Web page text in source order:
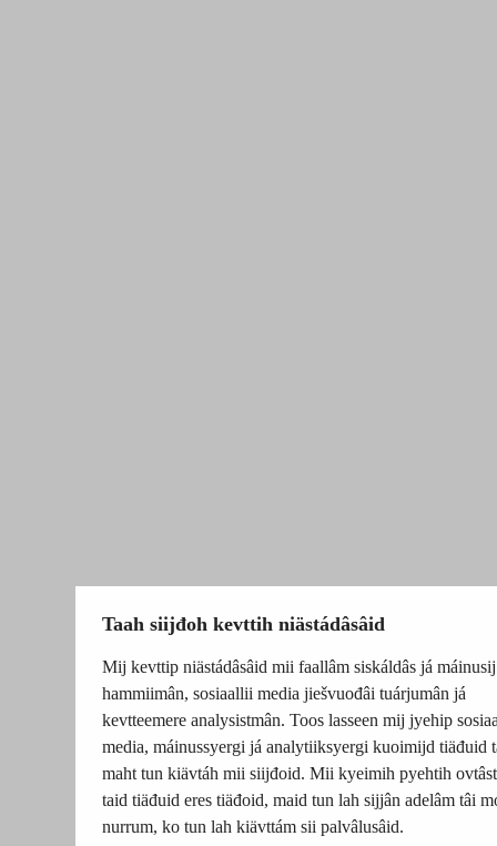
Taah siijđoh kevttih niästádâsâid
Mij kevttip niästádâsâid mii faallâm siskáldâs já máinusij
hammiimân, sosiaallii media jiešvuođâi tuárjumân já
kevtteemere analysistmân. Toos lasseen mij jyehip
media, máinussyergi já analytiiksyergi kuoimijd tiäđuid
maht tun kiävtáh mii siijđoid. Mii kyeimih pyehtih
taid tiäđuid eres tiäđoid, maid tun lah sijjân adelâm tâi
nurrum, ko tun lah kiävttám sii palvâlusâid.